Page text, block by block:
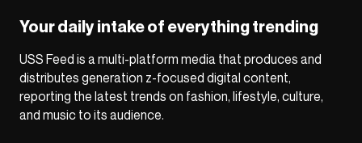
Your daily intake of everything trending
USS Feed is a multi-platform media that produces and
distributes generation z-focused digital content,
reporting the latest trends on fashion, lifestyle, culture,
and music to its audience.